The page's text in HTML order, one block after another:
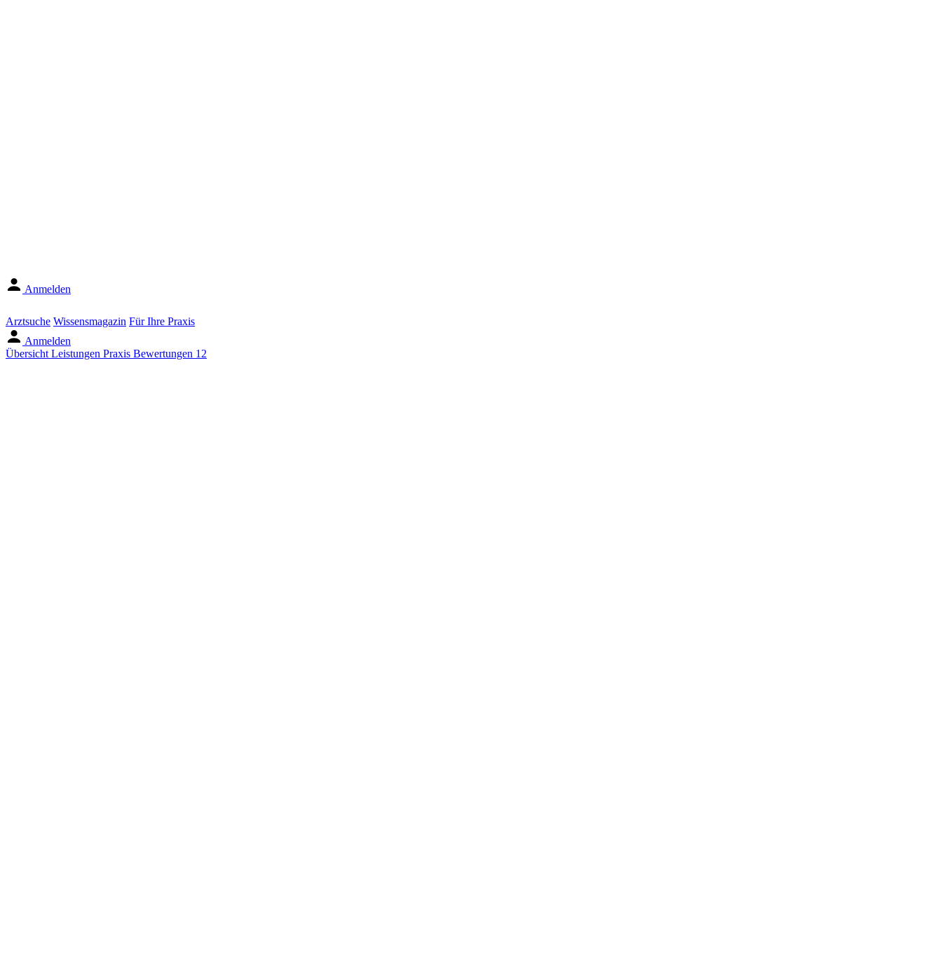
Anmelden
Arztsuche Wissensmagazin Für Ihre Praxis
Anmelden
Übersicht Leistungen Praxis Bewertungen 12